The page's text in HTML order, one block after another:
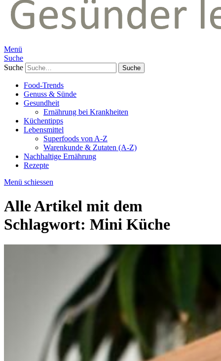
Menü
Suche
Suche
Food-Trends
Genuss & Sünde
Gesundheit
Ernährung bei Krankheiten
Küchentipps
Lebensmittel
Superfoods von A-Z
Warenkunde & Zutaten (A-Z)
Nachhaltige Ernährung
Rezepte
Menü schiessen
Alle Artikel mit dem
Schlagwort: Mini Küche